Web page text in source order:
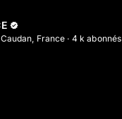
Caudan, France · 4 k abonnés